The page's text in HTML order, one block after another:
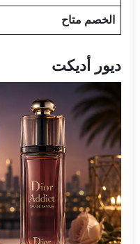
الخصم متاح
ديور أديكت